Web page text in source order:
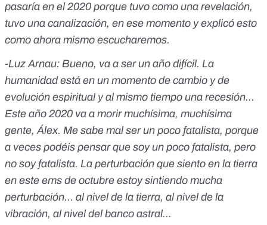
pasaría en el 2020 porque tuvo como una revelación,
tuvo una canalización, en ese momento y explicó esto
como ahora mismo escucharemos.
-Luz Arnau: Bueno, va a ser un año difícil. La
humanidad está en un momento de cambio y de
evolución espiritual y al mismo tiempo una recesión...
Este año 2020 va a morir muchísima, muchísima
gente, Álex. Me sabe mal ser un poco fatalista, porque
a veces podéis pensar que soy un poco fatalista, pero
no soy fatalista. La perturbación que siento en la tierra
en este ems de octubre estoy sintiendo mucha
perturbación... al nivel de la tierra, al nivel de la
vibración, al nivel del banco astral...